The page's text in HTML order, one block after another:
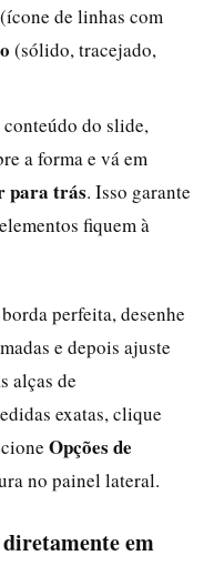
(ícone de linhas com
(sólido, tracejado,
do slide,
a forma e vá em
para trás. Isso garante
fiquem à
perfeita, desenhe
e depois ajuste
alças de
exatas, clique
Opções de
no painel lateral.
em